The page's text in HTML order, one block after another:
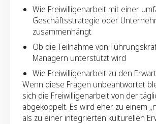
Wie Freiwilligenarbeit mit einer
Geschäftsstrategie oder
zusammenhängt
Ob die Teilnahme von
Managern unterstützt wird
Wie Freiwilligenarbeit zu den
Arbeitsbelastung passt
Welches Maß an Engagement,
Vorbereitung ist realistischerweise
Wenn diese Fragen unbeantwortet
sich die Freiwilligenarbeit von der
abgekoppelt. Es wird eher zu einem
als zu einer integrierten kulturellen